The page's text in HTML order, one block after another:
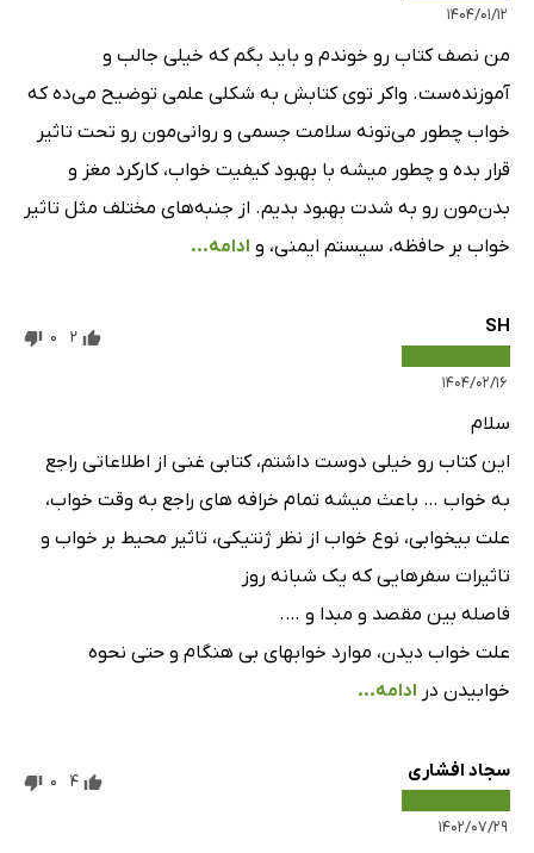
۱۴۰۴/۰۱/۱۲
من نصف کتاب رو خوندم و باید بگم که خیلی جالب و
آموزنده‌ست. واکر توی کتابش به شکلی علمی توضیح می‌ده که
خواب چطور می‌تونه سلامت جسمی و روانی‌مون رو تحت تاثیر
قرار بده و چطور میشه با بهبود کیفیت خواب، کارکرد مغز و
بدن‌مون رو به شدت بهبود بدیم. از جنبه‌های مختلف مثل تاثیر
خواب بر حافظه، سیستم ایمنی، و ادامه...
SH
۱۴۰۴/۰۲/۱۶
2
0
سلام
این کتاب رو خیلى دوست داشتم، کتابى غنى از اطلاعاتى راجع
به خواب … باعث میشه تمام خرافه هاى راجع به وقت خواب،
علت بیخوابى، نوع خواب از نظر ژنتیکى، تاثیر محیط بر خواب و
تاثیرات سفرهایى که یک شبانه روز
فاصله بین مقصد و مبدا و ….
علت خواب دیدن، موارد خوابهاى بى هنگام و حتى نحوه
خوابیدن در ادامه...
سجاد افشاری
۱۴۰۲/۰۷/۲۹
4
0